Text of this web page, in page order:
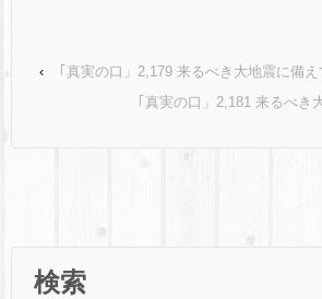
‹
｢真実の口」2,179 来るべき大地震に備
｢真実の口」2,181 来るべき
検索